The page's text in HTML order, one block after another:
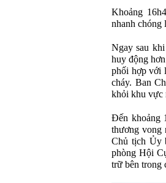
Khoảng
nhanh chóng
Ngay sau
huy động
phối hợp với
cháy. Ban
khỏi khu vực
Đến khoảng
thương vong
Chủ tịch Ủy
phòng Hội
trữ bên trong